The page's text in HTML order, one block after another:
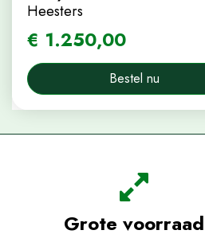
Heesters
€ 1.250,00
Bestel nu
Grote voorraad